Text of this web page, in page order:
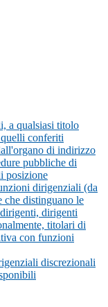
a qualsiasi titolo
conferiti
di indirizzo
pubbliche di
posizione
dirigenziali (da
che distinguano le
dirigenti
titolari di
con funzioni
discrezionali